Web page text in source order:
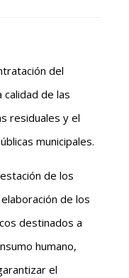
del
de las
residuales y el
municipales.
de los
de los
destinados a
humano,
el